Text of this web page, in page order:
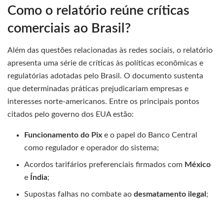
Como o relatório reúne críticas
comerciais ao Brasil?
Além das questões relacionadas às redes sociais, o relatório
apresenta uma série de críticas às políticas econômicas e
regulatórias adotadas pelo Brasil. O documento sustenta
que determinadas práticas prejudicariam empresas e
interesses norte-americanos. Entre os principais pontos
citados pelo governo dos EUA estão:
Funcionamento do Pix e o papel do Banco Central
como regulador e operador do sistema;
Acordos tarifários preferenciais firmados com México
e
Índia;
Supostas falhas no combate aodesmatamento ilegal ;